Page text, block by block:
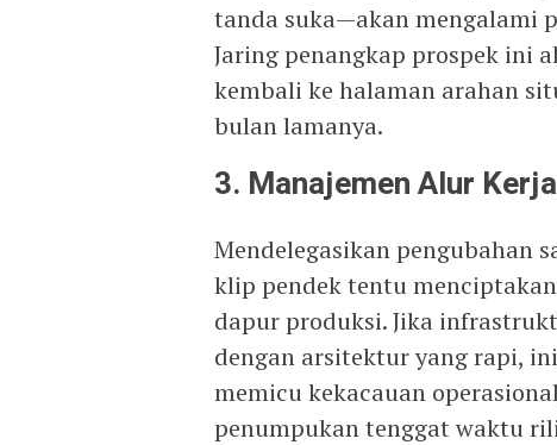
tanda suka—akan mengalami
Jaring penangkap prospek ini
kembali ke halaman arahan
bulan lamanya.
3. Manajemen Alur
Mendelegasikan pengubahan
klip pendek tentu
dapur produksi. Jika
dengan arsitektur yang rapi,
memicu kekacauan
penumpukan tenggat waktu